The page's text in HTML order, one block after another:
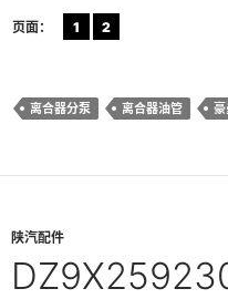
页面： 1 2
离合器分泵 离合器油管
陕汽配件